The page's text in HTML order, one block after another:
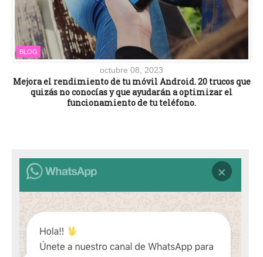
BLOG
octubre 08, 2023
Mejora el rendimiento de tu móvil Android. 20 trucos que
quizás no conocías y que ayudarán a optimizar el
funcionamiento de tu teléfono.